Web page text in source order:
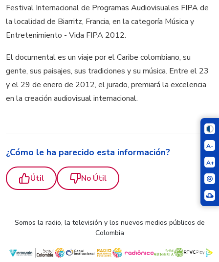
A-
A+
Festival Internacional de Programas Audiovisuales FIPA de
la localidad de Biarritz, Francia, en la categoría Música y
Entretenimiento - Vida FIPA 2012.
El documental es un viaje por el Caribe colombiano, su
gente, sus paisajes, sus tradiciones y su música. Entre el 23
y el 29 de enero de 2012, el jurado, premiará la excelencia
en la creación audiovisual internacional.
¿Cómo le ha parecido esta información?
Útil No Útil
Somos la radio, la televisión y los nuevos medios públicos de
Colombia